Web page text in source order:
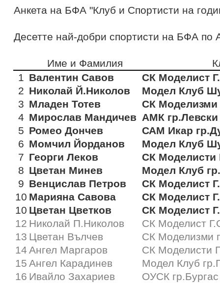
Анкета на БФА "Клуб и Спортисти на
Десетте най-добри спортисти на БФА по
Име и Фамилия
1 Валентин Савов
СК Моделист
2 Николай Й.Николов
Модел Клуб
3 Младен Тотев
СК Моделизми
4 Мирослав Мандичев АМК гр.Левски
5 Ромео Дончев
САМ Икар
6 Момчил Йорданов
Модел Клуб
7 Георги Леков
СК Моделисти
8 Цветан Минев
Модел Клуб
9 Венцислав Петров
СК Моделист
10 Марияна Савова
СК Моделист
10 Цветан Цветков
СК Моделист
12 Николай П.Николов
СК Моделист
13 Цветан Вълчев
СК Моделизми
14 Ангел Маргаров
СК Моделисти
15 Ангел Карадинев
Модел Клуб
16 Ивайло Захариев
ОУСК гр.Бургас